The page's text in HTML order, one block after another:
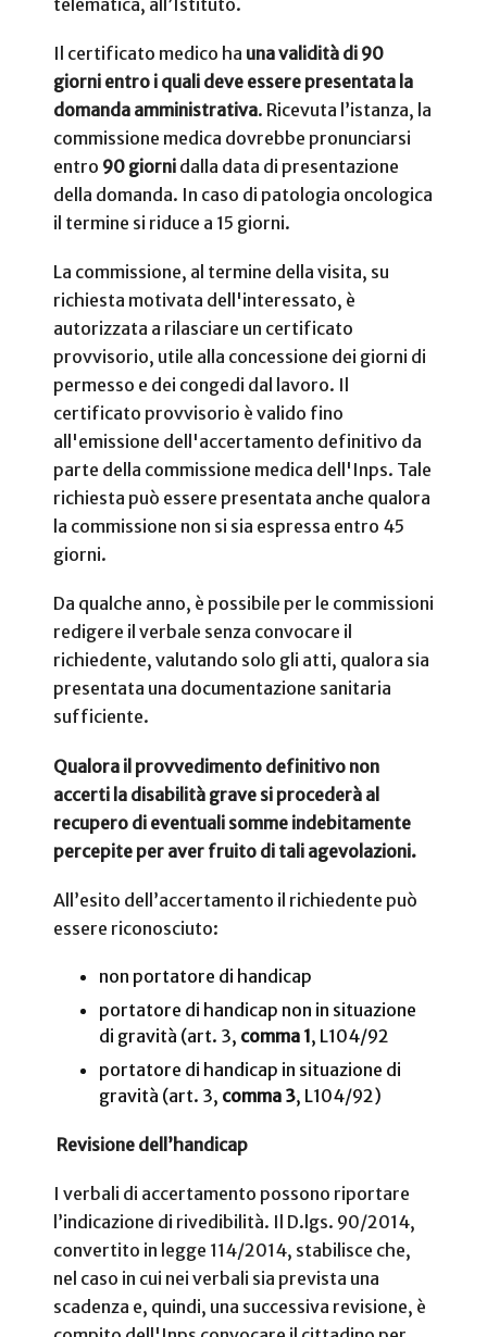
Il certificato medico ha una validità di 90
giorni entro i quali deve essere presentata la
domanda amministrativa. Ricevuta l’istanza, la
commissione medica dovrebbe pronunciarsi
entro 90 giorni dalla data di presentazione
della domanda. In caso di patologia oncologica
il termine si riduce a 15 giorni.
La commissione, al termine della visita, su
richiesta motivata dell'interessato, è
autorizzata a rilasciare un certificato
provvisorio, utile alla concessione dei giorni di
permesso e dei congedi dal lavoro. Il
certificato provvisorio è valido fino
all'emissione dell'accertamento definitivo da
parte della commissione medica dell'Inps. Tale
richiesta può essere presentata anche qualora
la commissione non si sia espressa entro 45
giorni.
Da qualche anno, è possibile per le commissioni
redigere il verbale senza convocare il
richiedente, valutando solo gli atti, qualora sia
presentata una documentazione sanitaria
sufficiente.
Qualora il provvedimento definitivo non
accerti la disabilità grave si procederà al
recupero di eventuali somme indebitamente
percepite per aver fruito di tali agevolazioni.
All’esito dell’accertamento il richiedente può
essere riconosciuto:
non portatore di handicap
portatore di handicap non in situazione
di gravità (art. 3, comma 1, L104/92
portatore di handicap in situazione di
gravità (art. 3, comma 3, L104/92)
Revisione dell’handicap
I verbali di accertamento possono riportare
l’indicazione di rivedibilità. Il D.lgs. 90/2014,
convertito in legge 114/2014, stabilisce che,
nel caso in cui nei verbali sia prevista una
scadenza e, quindi, una successiva revisione, è